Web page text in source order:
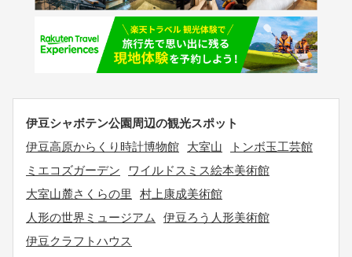
伊豆シャボテン公園周辺の観光スポット
伊豆高原からくり時計博物館
大室山
トンボ玉工芸館
ミエコズガーデン
ワイルドスミス絵本美術館
大室山麓さくらの里
村上康成美術館
人形の世界ミュージアム
伊豆ろう人形美術館
伊豆クラフトハウス